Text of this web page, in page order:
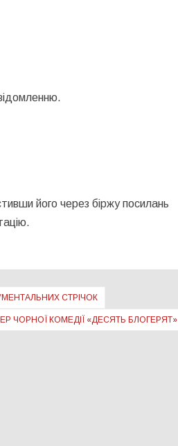
його через біржу посилань
СТРІЧОК
ЧОРНОЇ КОМЕДІЇ «ДЕСЯТЬ БЛОГЕРЯТ»